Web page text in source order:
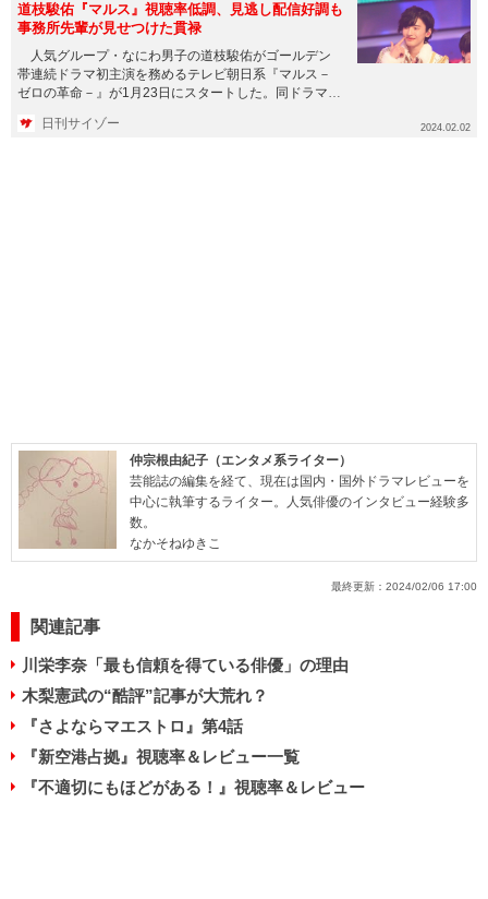
道枝駿佑『マルス』視聴率低調、見逃し配信好調も
事務所先輩が見せつけた貫禄
人気グループ・なにわ男子の道枝駿佑がゴールデン
帯連続ドラマ初主演を務めるテレビ朝日系『マルス－
ゼロの革命－』が1月23日にスタートした。同ドラマ
日刊サイゾー 2024.02.02
仲宗根由紀子（エンタメ系ライター）
芸能誌の編集を経て、現在は国内・国外ドラマレビューを
中心に執筆するライター。人気俳優のインタビュー経験多
数。
なかそねゆきこ
最終更新： 2024/02/06 17:00
関連記事
川栄李奈「最も信頼を得ている俳優」の理由
木梨憲武の“酷評”記事が大荒れ？
『さよならマエストロ』第4話
『新空港占拠』視聴率＆レビュー一覧
『不適切にもほどがある！』視聴率＆レビュー